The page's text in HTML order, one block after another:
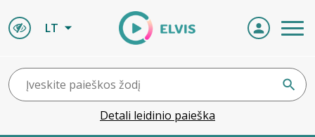
LT
Detali leidinio paieška